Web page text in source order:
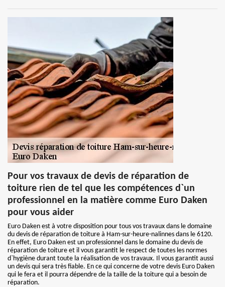
Pour vos travaux de devis de réparation de
toiture rien de tel que les compétences d`un
professionnel en la matière comme Euro Daken
pour vous aider
Euro Daken est à votre disposition pour tous vos travaux dans le domaine
du devis de réparation de toiture à Ham-sur-heure-nalinnes dans le 6120.
En effet, Euro Daken est un professionnel dans le domaine du devis de
réparation de toiture et il vous garantit le respect de toutes les normes
d`hygiène durant toute la réalisation de vos travaux. Il vous garantit aussi
un devis qui sera très fiable. En ce qui concerne de votre devis Euro Daken
qui le fera et il pourra dépendre de la taille de la toiture qui a besoin de
réparation.